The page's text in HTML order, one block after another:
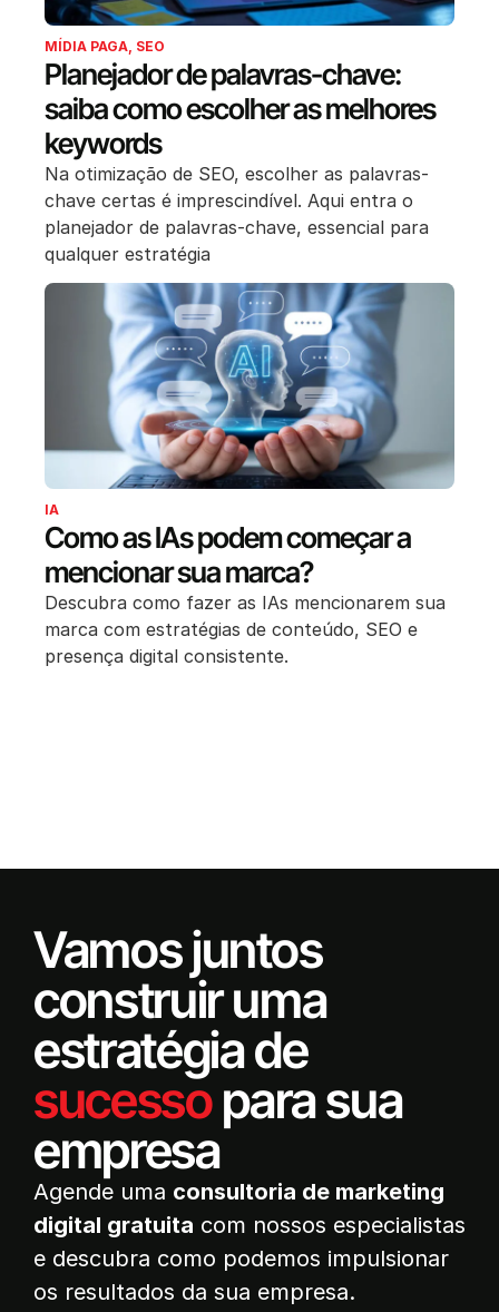
MÍDIA PAGA SEO
Planejador de palavras-chave:
saiba como escolher as melhores
keywords
Na otimização de SEO, escolher as palavras-
chave certas é imprescindível. Aqui entra o
planejador de palavras-chave, essencial para
qualquer estratégia
IA
Como as IAs podem começar a
mencionar sua marca?
Descubra como fazer as IAs mencionarem sua
marca com estratégias de conteúdo, SEO e
presença digital consistente.
Vamos juntos
construir uma
estratégia de
sucessopara sua
empresa
Agende uma consultoria de marketing
digital gratuita com nossos especialistas
e descubra como podemos impulsionar
os resultados da sua empresa.